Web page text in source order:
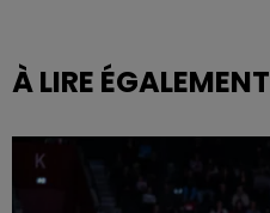
À LIRE ÉGALEMENT